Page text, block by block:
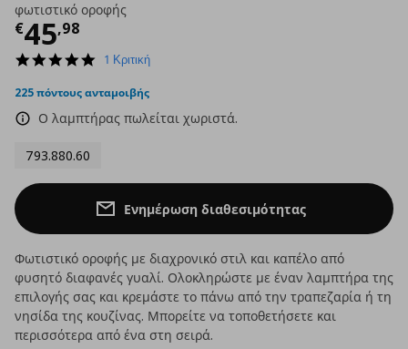
φωτιστικό οροφής
€45,98
Τρέχουσα τιμή
5.0
rating
1 Κριτική
225 πόντους ανταμοιβής
Ο λαμπτήρας πωλείται χωριστά.
793.880.60
Ενημέρωση διαθεσιμότητας
Φωτιστικό οροφής με διαχρονικό στιλ και καπέλο από
φυσητό διαφανές γυαλί. Ολοκληρώστε με έναν λαμπτήρα της
επιλογής σας και κρεμάστε το πάνω από την τραπεζαρία ή τη
νησίδα της κουζίνας. Μπορείτε να τοποθετήσετε και
περισσότερα από ένα στη σειρά.